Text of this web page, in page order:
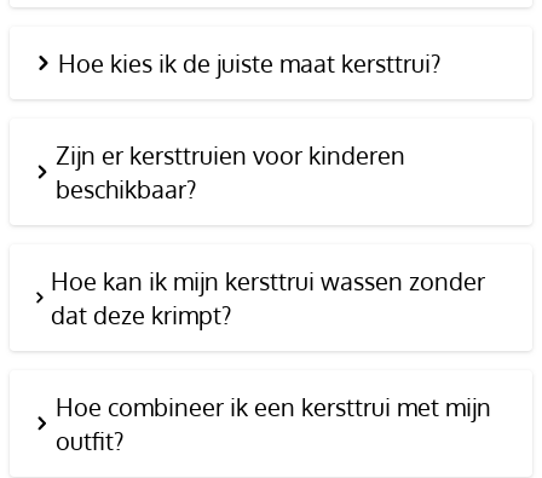
Hoe kies ik de juiste maat kersttrui?
Zijn er kersttruien voor kinderen
beschikbaar?
Hoe kan ik mijn kersttrui wassen zonder
dat deze krimpt?
Hoe combineer ik een kersttrui met mijn
outfit?